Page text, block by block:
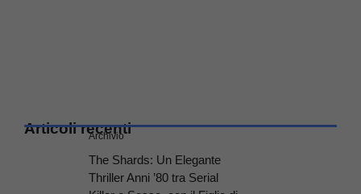
Articoli recenti
Archivio
The Shards: Un Elegante
Thriller Anni ’80 tra Serial